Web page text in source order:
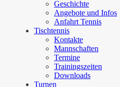
Geschichte
Angebote und Infos
Anfahrt Tennis
Tischtennis
Kontakte
Mannschaften
Termine
Trainingszeiten
Downloads
Turnen